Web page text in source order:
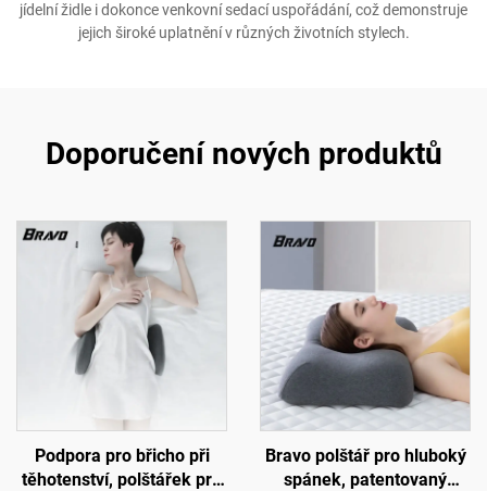
jídelní židle i dokonce venkovní sedací uspořádání, což demonstruje
jejich široké uplatnění v různých životních stylech.
Doporučení nových produktů
Podpora pro břicho při
těhotenství, polštářek pro
Bravo polštář pro hluboký
spánek, patentovaný